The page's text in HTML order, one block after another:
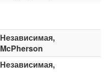
Независимая,
McPherson
Независимая,